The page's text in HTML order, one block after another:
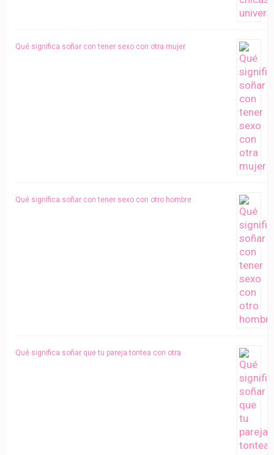
Qué significa soñar con tener sexo con otra mujer
Qué significa soñar con tener sexo con otro hombre
Qué significa soñar que tu pareja tontea con otra